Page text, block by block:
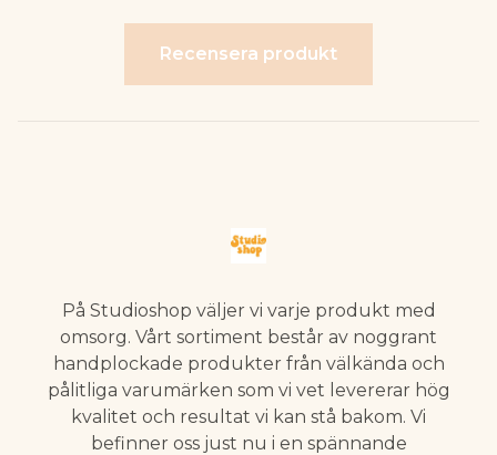
Recensera produkt
På Studioshop väljer vi varje produkt med
omsorg. Vårt sortiment består av noggrant
handplockade produkter från välkända och
pålitliga varumärken som vi vet levererar hög
kvalitet och resultat vi kan stå bakom. Vi
befinner oss just nu i en spännande